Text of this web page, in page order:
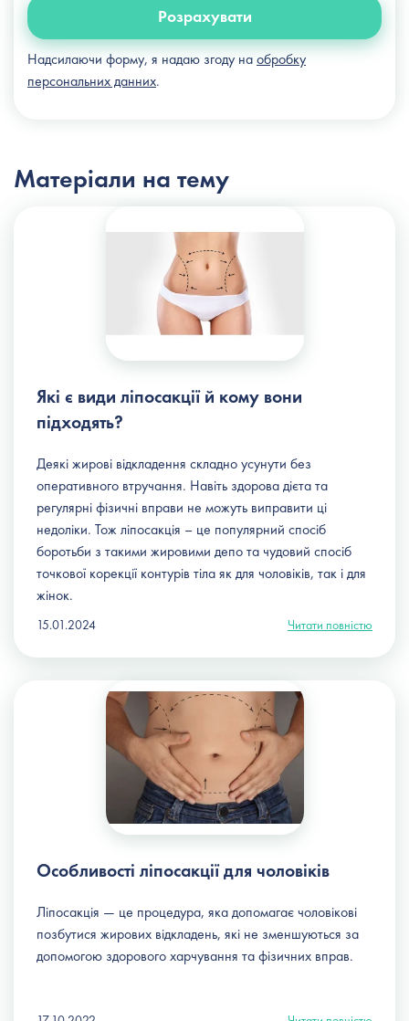
Розрахувати
Надсилаючи форму, я надаю згоду наобробку
персональних данних.
Матеріали на тему
Які є види ліпосакції й кому вони
підходять?
Деякі жирові відкладення складно усунути без
оперативного втручання. Навіть здорова дієта та
регулярні фізичні вправи не можуть виправити ці
недоліки. Тож ліпосакція – це популярний спосіб
боротьби з такими жировими депо та чудовий спосіб
точкової корекції контурів тіла як для чоловіків, так і для
жінок.
15.01.2024 Читати повністю
Особливості ліпосакції для чоловіків
Ліпосакція — це процедура, яка допомагає чоловікові
позбутися жирових відкладень, які не зменшуються за
допомогою здорового харчування та фізичних вправ.